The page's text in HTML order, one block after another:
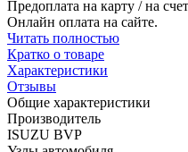
Предоплата на карту / на
Онлайн оплата на сайте.
Читать полностью
Кратко о товаре
Характеристики
Отзывы
Общие характеристики
Производитель
ISUZU BVP